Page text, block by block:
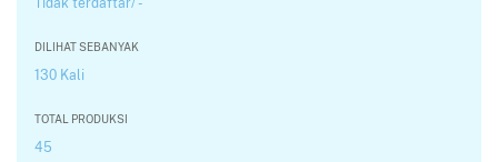
DILIHAT SEBANYAK
130 Kali
TOTAL PRODUKSI
45